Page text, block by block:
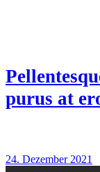
purus at
24. Dezember 2021